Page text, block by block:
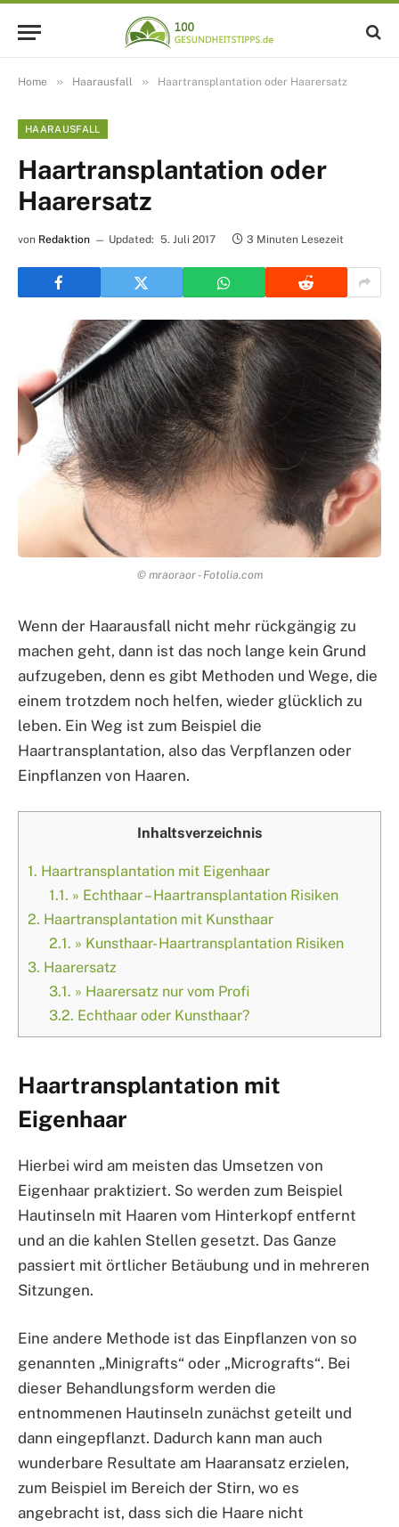
Home » Haarausfall » Haartransplantation oder Haarersatz
HAARAUSFALL
Haartransplantation oder
Haarersatz
von Redaktion Updated: 5. Juli 2017 3 Minuten Lesezeit
© mraoraor - Fotolia.com
Wenn der Haarausfall nicht mehr rückgängig zu
machen geht, dann ist das noch lange kein Grund
aufzugeben, denn es gibt Methoden und Wege, die
einem trotzdem noch helfen, wieder glücklich zu
leben. Ein Weg ist zum Beispiel die
Haartransplantation, also das Verpflanzen oder
Einpflanzen von Haaren.
Inhaltsverzeichnis
1. Haartransplantation mit Eigenhaar
1.1. » Echthaar – Haartransplantation Risiken
2. Haartransplantation mit Kunsthaar
2.1. » Kunsthaar- Haartransplantation Risiken
3. Haarersatz
3.1. » Haarersatz nur vom Profi
3.2. Echthaar oder Kunsthaar?
Haartransplantation mit
Eigenhaar
Hierbei wird am meisten das Umsetzen von
Eigenhaar praktiziert. So werden zum Beispiel
Hautinseln mit Haaren vom Hinterkopf entfernt
und an die kahlen Stellen gesetzt. Das Ganze
passiert mit örtlicher Betäubung und in mehreren
Sitzungen.
Eine andere Methode ist das Einpflanzen von so
genannten „Minigrafts“ oder „Micrografts“. Bei
dieser Behandlungsform werden die
entnommenen Hautinseln zunächst geteilt und
dann eingepflanzt. Dadurch kann man auch
wunderbare Resultate am Haaransatz erzielen,
zum Beispiel im Bereich der Stirn, wo es
angebracht ist, dass sich die Haare nicht